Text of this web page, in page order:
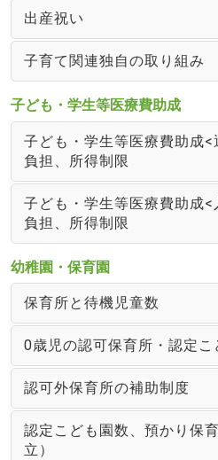
出産祝い
子育て関連独自の取り組み
子ども・学生等医療費助成
子ども・学生等医療費助成<
負担、所得制限
子ども・学生等医療費助成<
負担、所得制限
幼稚園・保育園
保育所と待機児童数
0歳児の認可保育所・認定
認可外保育所の補助制度
認定こども園数、預かり保
立）